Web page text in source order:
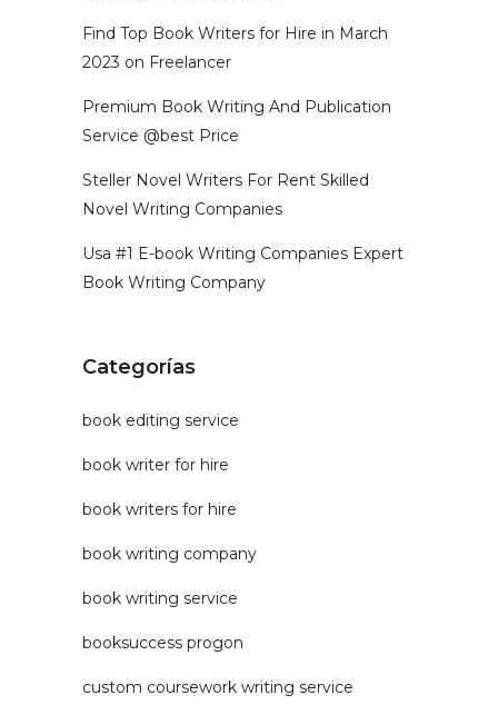
Find Top Book Writers for Hire in March
2023 on Freelancer
Premium Book Writing And Publication
Service @best Price
Steller Novel Writers For Rent Skilled
Novel Writing Companies
Usa #1 E-book Writing Companies Expert
Book Writing Company
Categorías
book editing service
book writer for hire
book writers for hire
book writing company
book writing service
booksuccess progon
custom coursework writing service